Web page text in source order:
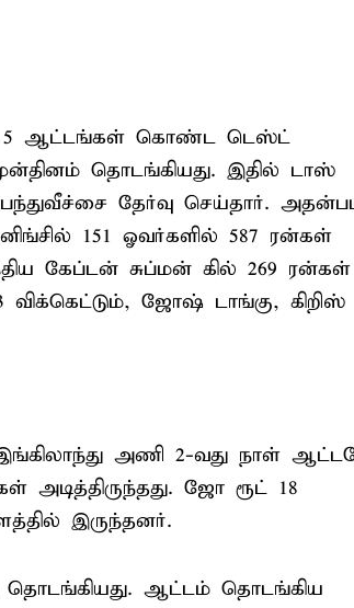
5 ஆட்டங்கள் கொண்ட டெஸ்ட்
தொடங்கியது. இதில் டாஸ்
தேர்வு செய்தார்.
151 ஓவர்களில் 587 ரன்கள்
கேப்டன் சுப்மன் கில் 269 ரன்கள்
விக்கெட்டும், ஜோஷ் டாங்கு, கிறிஸ்
அணி 2-வது நாள்
அடித்திருந்தது. ஜோ ரூட் 18
இருந்தனர்.
ஆட்டம் தொடங்கிய